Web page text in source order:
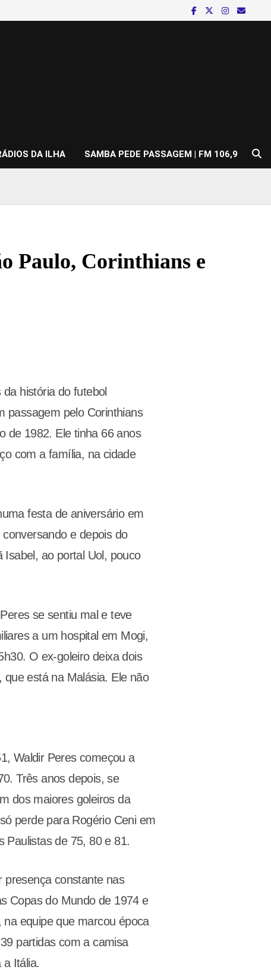
DA ILHA SAMBA PEDE PASSAGEM | FM 106,9
Paulo, Corinthians e
história do futebol
passagem pelo Corinthians
de 1982. Ele tinha 66 anos
com a família, na cidade
festa de aniversário em
e depois do
ao portal Uol, pouco
se sentiu mal e teve
a um hospital em Mogi,
O ex-goleiro deixa dois
está na Malásia. Ele não
Waldir Peres começou a
Três anos depois, se
dos maiores goleiros da
perde para Rogério Ceni em
Paulistas de 75, 80 e 81.
presença constante nas
Copas do Mundo de 1974 e
equipe que marcou época
partidas com a camisa
Itália.